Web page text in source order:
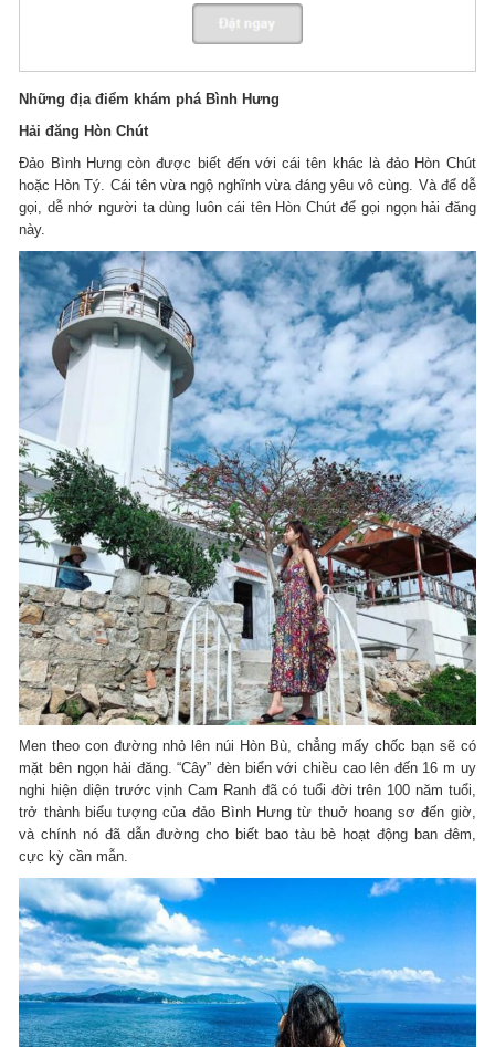
Những địa điểm khám phá Bình Hưng
Hải đăng Hòn Chút
Đảo Bình Hưng còn được biết đến với cái tên khác là đảo Hòn Chút
hoặc Hòn Tý. Cái tên vừa ngộ nghĩnh vừa đáng yêu vô cùng. Và để dễ
gọi, dễ nhớ người ta dùng luôn cái tên Hòn Chút để gọi ngọn hải đăng
này.
Men theo con đường nhỏ lên núi Hòn Bù, chẳng mấy chốc bạn sẽ có
mặt bên ngọn hải đăng. “Cây” đèn biển với chiều cao lên đến 16 m uy
nghi hiện diện trước vịnh Cam Ranh đã có tuổi đời trên 100 năm tuổi,
trở thành biểu tượng của đảo Bình Hưng từ thuở hoang sơ đến giờ,
và chính nó đã dẫn đường cho biết bao tàu bè hoạt động ban đêm,
cực kỳ cần mẫn.